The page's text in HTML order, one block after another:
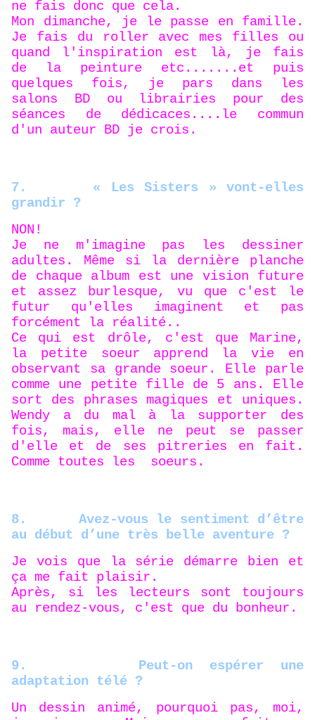
ne fais donc que cela.
Mon dimanche, je le passe en famille.
Je fais du roller avec mes filles ou
quand l'inspiration est là, je fais
de la peinture etc.......et puis
quelques fois, je pars dans les
salons BD ou librairies pour des
séances de dédicaces....le commun
d'un auteur BD je crois.
7.
« Les Sisters » vont-elles
grandir ?
NON!
Je ne m'imagine pas les dessiner
adultes. Même si la dernière planche
de chaque album est une vision future
et assez burlesque, vu que c'est le
futur qu'elles imaginent et pas
forcément la réalité..
Ce qui est drôle, c'est que Marine,
la petite soeur apprend la vie en
observant sa grande soeur. Elle parle
comme une petite fille de 5 ans. Elle
sort des phrases magiques et uniques.
Wendy a du mal à la supporter des
fois, mais, elle ne peut se passer
d'elle et de ses pitreries en fait.
Comme toutes les soeurs.
8.
Avez-vous le sentiment d’être
au début d’une très belle aventure ?
Je vois que la série démarre bien et
ça me fait plaisir.
Après, si les lecteurs sont toujours
au rendez-vous, c'est que du bonheur.
9.
Peut-on espérer une
adaptation télé ?
Un dessin animé, pourquoi pas, moi,